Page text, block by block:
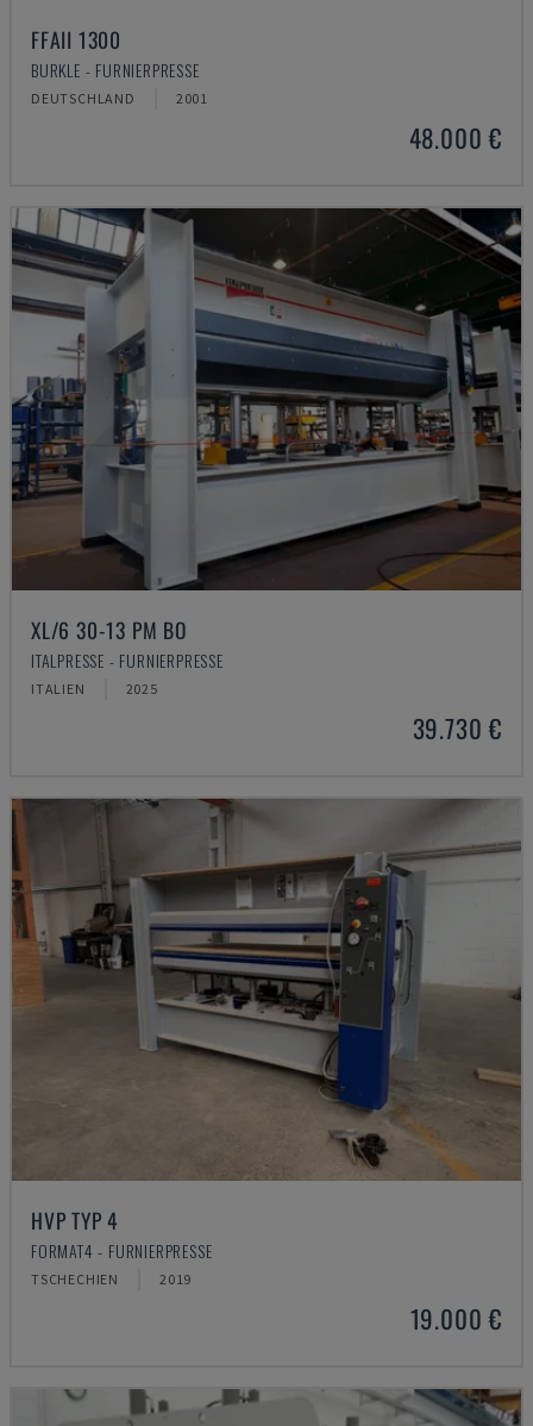
FFAII 1300
BURKLE - FURNIERPRESSE
DEUTSCHLAND 2001
48.000 €
XL/6 30-13 PM BO
ITALPRESSE - FURNIERPRESSE
ITALIEN 2025
39.730 €
HVP TYP 4
FORMAT4 - FURNIERPRESSE
TSCHECHIEN 2019
19.000 €